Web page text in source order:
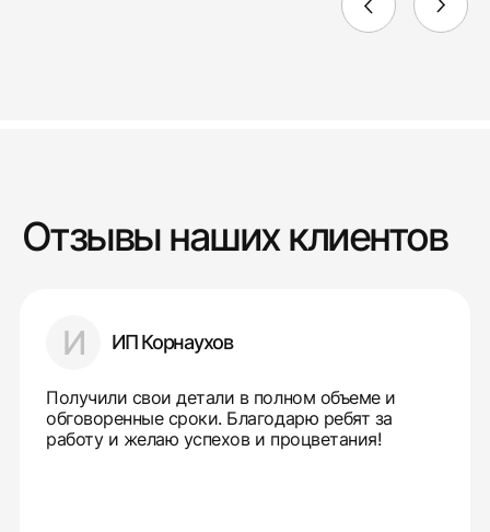
Отзывы наших клиентов
И ИП Корнаухов
Получили свои детали в полном объеме и
обговоренные сроки. Благодарю ребят за
работу и желаю успехов и процветания!